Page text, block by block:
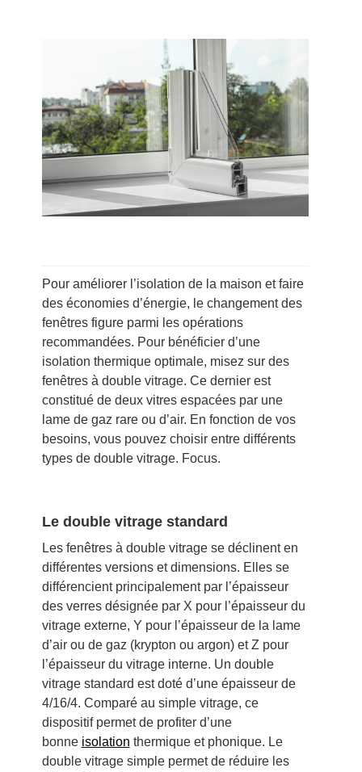
Pour améliorer l’isolation de la maison et faire
des économies d’énergie, le changement des
fenêtres figure parmi les opérations
recommandées. Pour bénéficier d’une
isolation thermique optimale, misez sur des
fenêtres à double vitrage. Ce dernier est
constitué de deux vitres espacées par une
lame de gaz rare ou d’air. En fonction de vos
besoins, vous pouvez choisir entre différents
types de double vitrage. Focus.
Le double vitrage standard
Les fenêtres à double vitrage se déclinent en
différentes versions et dimensions. Elles se
différencient principalement par l’épaisseur
des verres désignée par X pour l’épaisseur du
vitrage externe, Y pour l’épaisseur de la lame
d’air ou de gaz (krypton ou argon) et Z pour
l’épaisseur du vitrage interne. Un double
vitrage standard est doté d’une épaisseur de
4/16/4. Comparé au simple vitrage, ce
dispositif permet de profiter d’une
bonne isolation thermique et phonique. Le
double vitrage simple permet de réduire les